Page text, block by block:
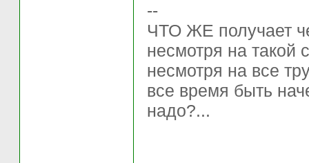
--
ЧТО ЖЕ получает
несмотря на такой
несмотря на все
все время быть
надо?...